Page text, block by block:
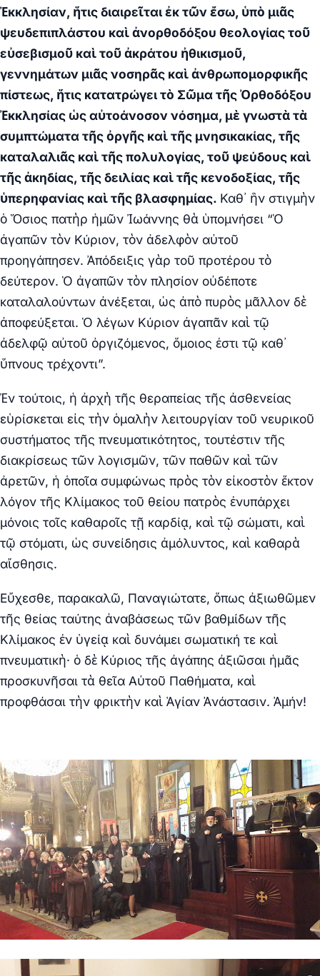
Ἐκκλησίαν, ἥτις διαιρεῖται ἐκ τῶν ἔσω, ὑπὸ μιᾶς
ψευδεπιπλάστου καὶ ἀνορθοδόξου θεολογίας τοῦ
εὐσεβισμοῦ καὶ τοῦ ἀκράτου ἠθικισμοῦ,
γεννημάτων μιᾶς νοσηρᾶς καὶ ἀνθρωπομορφικῆς
πίστεως, ἥτις κατατρώγει τὸ Σῶμα τῆς Ὀρθοδόξου
Ἐκκλησίας ὡς αὐτοάνοσον νόσημα, μὲ γνωστὰ τὰ
συμπτώματα τῆς ὀργῆς καὶ τῆς μνησικακίας, τῆς
καταλαλιᾶς καὶ τῆς πολυλογίας, τοῦ ψεύδους καὶ
τῆς ἀκηδίας, τῆς δειλίας καὶ τῆς κενοδοξίας, τῆς
ὑπερηφανίας καὶ τῆς βλασφημίας. Καθ᾽ ἣν στιγμὴν
ὁ Ὅσιος πατὴρ ἡμῶν Ἰωάννης θὰ ὑπομνήσει “Ὁ
ἀγαπῶν τὸν Κύριον, τὸν ἀδελφὸν αὐτοῦ
προηγάπησεν. Ἀπόδειξις γὰρ τοῦ προτέρου τὸ
δεύτερον. Ὁ ἀγαπῶν τὸν πλησίον οὐδέποτε
καταλαλούντων ἀνέξεται, ὡς ἀπὸ πυρὸς μᾶλλον δὲ
ἀποφεύξεται. Ὁ λέγων Κύριον ἀγαπᾶν καὶ τῷ
ἀδελφῷ αὐτοῦ ὀργιζόμενος, ὅμοιος ἐστι τῷ καθ᾽
ὕπνους τρέχοντι”.
Ἐν τούτοις, ἡ ἀρχὴ τῆς θεραπείας τῆς ἀσθενείας
εὑρίσκεται εἰς τὴν ὁμαλὴν λειτουργίαν τοῦ νευρικοῦ
συστήματος τῆς πνευματικότητος, τουτέστιν τῆς
διακρίσεως τῶν λογισμῶν, τῶν παθῶν καὶ τῶν
ἀρετῶν, ἡ ὁποῖα συμφώνως πρὸς τὸν εἰκοστὸν ἕκτον
λόγον τῆς Κλίμακος τοῦ θείου πατρὸς ἐνυπάρχει
μόνοις τοῖς καθαροῖς τῇ καρδίᾳ, καὶ τῷ σώματι, καὶ
τῷ στόματι, ὡς συνείδησις ἀμόλυντος, καὶ καθαρὰ
αἴσθησις.
Εὔχεσθε, παρακαλῶ, Παναγιώτατε, ὅπως ἀξιωθῶμεν
τῆς θείας ταύτης ἀναβάσεως τῶν βαθμίδων τῆς
Κλίμακος ἐν ὑγείᾳ καὶ δυνάμει σωματική τε καὶ
πνευματικὴ· ὁ δὲ Κύριος τῆς ἀγάπης ἀξιῶσαι ἡμᾶς
προσκυνῆσαι τὰ θεῖα Αὐτοῦ Παθήματα, καὶ
προφθάσαι τὴν φρικτὴν καὶ Ἁγίαν Ἀνάστασιν. Ἀμήν!